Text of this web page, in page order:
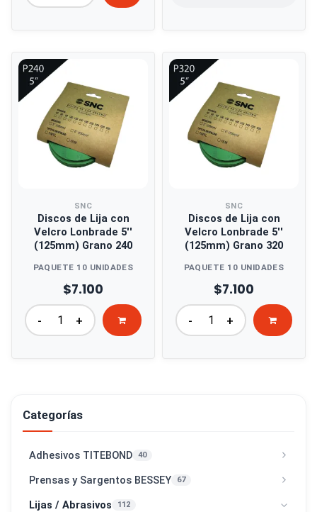
SNC
Discos de Lija con
Velcro Lonbrade 5''
(125mm) Grano 240
PAQUETE 10 UNIDADES
$7.100
- +
SNC
Discos de Lija con
Velcro Lonbrade 5''
(125mm) Grano 320
PAQUETE 10 UNIDADES
$7.100
- +
Categorías
Adhesivos TITEBOND 40
Prensas y Sargentos BESSEY 67
Lijas / Abrasivos 112